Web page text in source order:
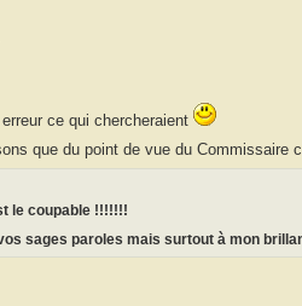
ce qui chercheraient
que du point de vue du
le coupable !!!!!!!
sages paroles mais surtout à mon